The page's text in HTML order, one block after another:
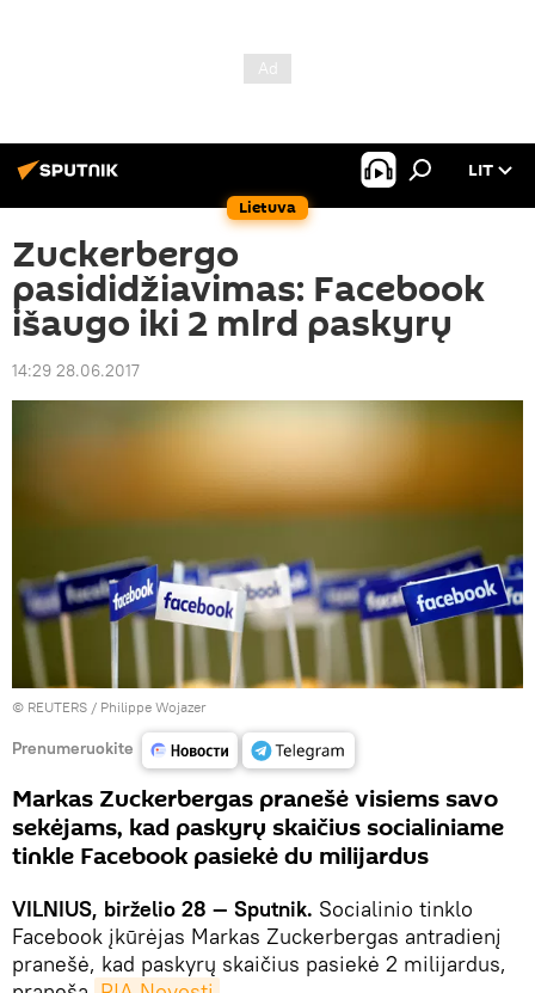
Lietuva
LIT
Zuckerbergo
pasididžiavimas: Facebook
išaugo iki 2 mlrd paskyrų
14:29 28.06.2017
© REUTERS / Philippe Wojazer
Prenumeruokite
Markas Zuckerbergas pranešė visiems savo
sekėjams, kad paskyrų skaičius socialiniame
tinkle Facebook pasiekė du milijardus
VILNIUS, birželio 28 — Sputnik. Socialinio tinklo
Facebook įkūrėjas Markas Zuckerbergas antradienį
pranešė, kad paskyrų skaičius pasiekė 2 milijardus,